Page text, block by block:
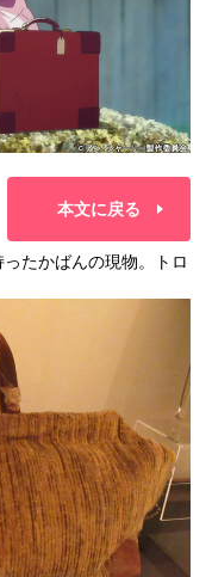
本文に戻る
たかばんの現物。トロ